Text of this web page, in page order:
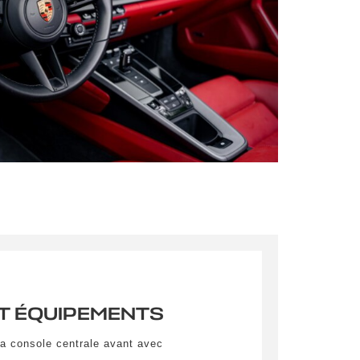
eget
eget
ÉQUIPEMENTS
console centrale avant avec